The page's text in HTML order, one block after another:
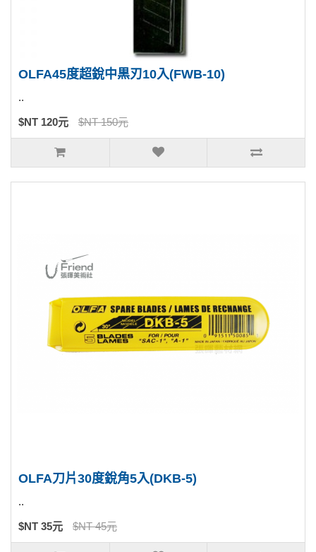
OLFA45度超銳中黒刃10入(FWB-10)
..
$NT 120元 $NT 150元
OLFA刀片30度銳角5入(DKB-5)
..
$NT 35元 $NT 45元